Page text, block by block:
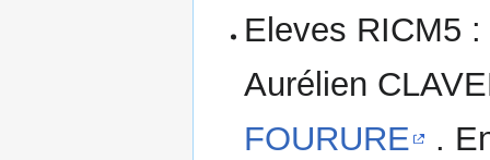
Eleves RICM5
Aurélien
FOURURE
.